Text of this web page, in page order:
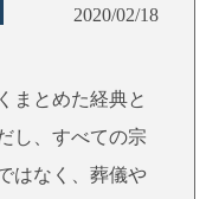
2020/02/18
まとめた経典と
し、すべての宗
はなく、葬儀や